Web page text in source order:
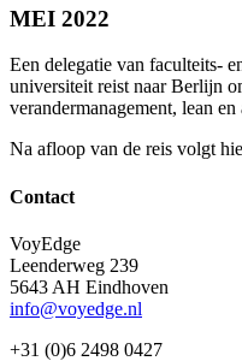
MEI 2022
Een delegatie van faculteits-
universiteit reist naar Berlijn
verandermanagement, lean
Na afloop van de reis volgt
Contact
VoyEdge
Leenderweg 239
5643 AH Eindhoven
info@voyedge.nl
+31 (0)6 2498 0427